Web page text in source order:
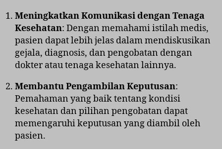
Meningkatkan Komunikasi dengan Tenaga
Kesehatan: Dengan memahami istilah medis,
pasien dapat lebih jelas dalam mendiskusikan
gejala, diagnosis, dan pengobatan dengan
dokter atau tenaga kesehatan lainnya.
Membantu Pengambilan Keputusan:
Pemahaman yang baik tentang kondisi
kesehatan dan pilihan pengobatan dapat
memengaruhi keputusan yang diambil oleh
pasien.